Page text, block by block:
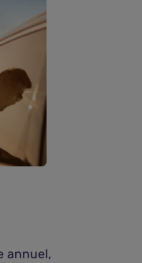
annuel,